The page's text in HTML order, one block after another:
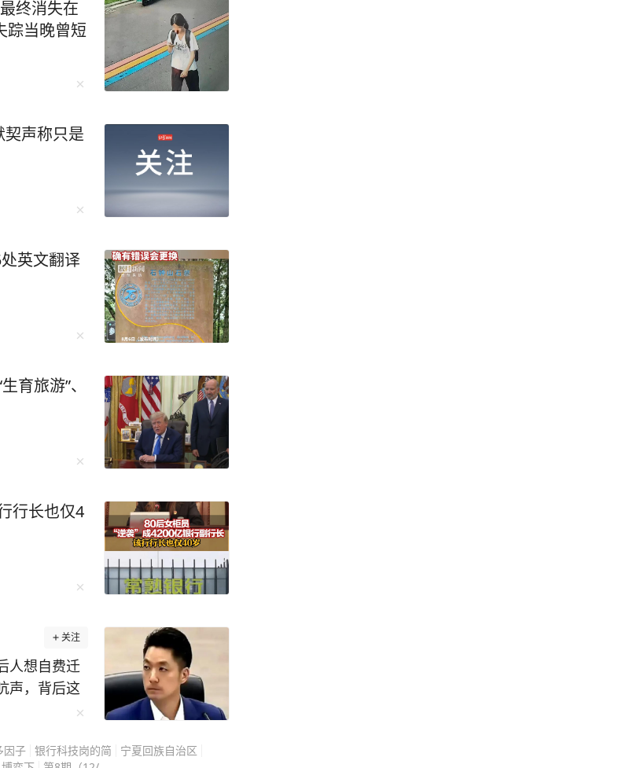
终消失在
踪当晚曾短
声称只是
英文翻译
育旅游”、
行长也仅4
关注
人想自费迁
声，背后这
想动，是真
很小心，在
因子 银行科技岗的简
宁夏回族自治区